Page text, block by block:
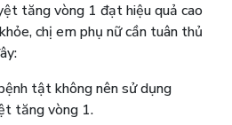
tăng vòng 1 đạt hiệu quả cao
chị em phụ nữ cần tuân thủ
tật không nên sử dụng
tăng vòng 1.